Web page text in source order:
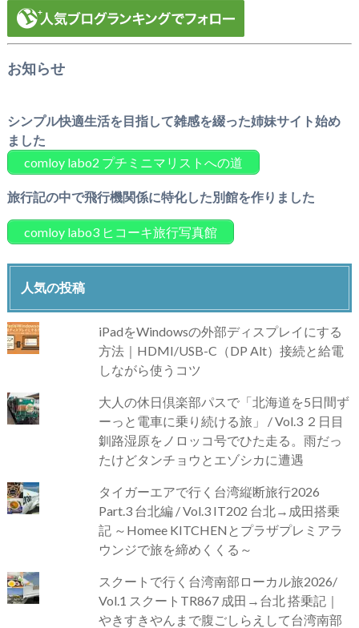
お知らせ
シンプル快適生活を目指して雑感を綴った姉妹サイト始め
ました
comloy labo2 プチミニマリストへの道
旅行記の中で飛行機関係に特化した別館を作りました
comloy labo3 ヒコーキ旅行写真館
人気の投稿
iPadをWindowsの外部ディスプレイにする
方法｜HDMI/USB-C（DP Alt）接続と給電
しながら使うコツ
大人の休日倶楽部パスで「北海道を5日間ず
ーっと電車に乗り続ける旅」 / Vol.3 ２日目
釧路湿原をノロッコ号でひた走る。雨だっ
たけどタンチョウとエゾシカに遭遇
タイガーエアで行く台湾縦断旅行2026
Part.3 台北編 / Vol.3 IT202 台北→成田搭乗
記 ～Homee KITCHENとプラザプレミアラ
ウンジで旅を締めくくる～
スクートで行く台湾南部ローカル旅2026/
Vol.1 スクートTR867 成田→台北 搭乗記｜
やきすきやんまで腹ごしらえして台湾南部